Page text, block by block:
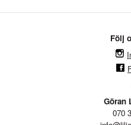
Följ
Göran
070